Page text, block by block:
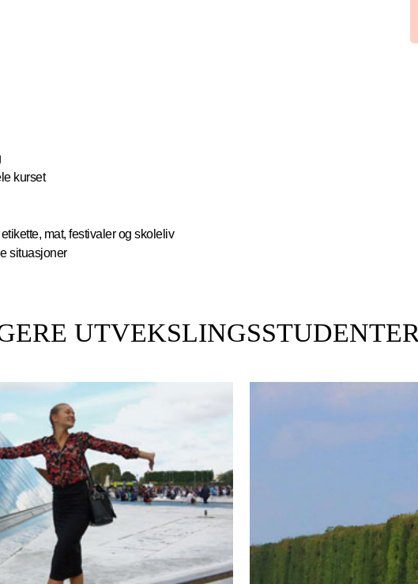
kurset
mat, festivaler og skoleliv
situasjoner